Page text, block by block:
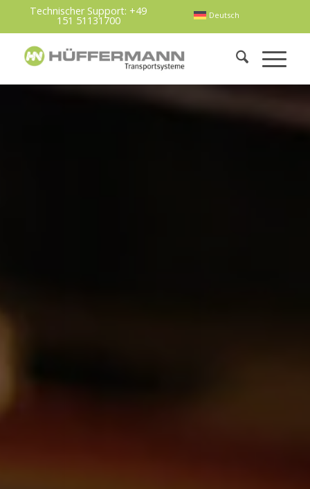
Deutsch
Technischer Support: +49
151 51131700